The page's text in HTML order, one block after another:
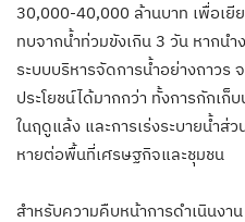
30,000-40,000 ล้านบาท เพื่อเยี
ทบจากน้ำท่วมขังเกิน 3 วัน หากน
ระบบบริหารจัดการน้ำอย่างถาวร
ประโยชน์ได้มากกว่า ทั้งการกักเก็
ในฤดูแล้ง และการเร่งระบายน้ำส่
หายต่อพื้นที่เศรษฐกิจและชุมชน
สำหรับความคืบหน้าการดำเนินงา